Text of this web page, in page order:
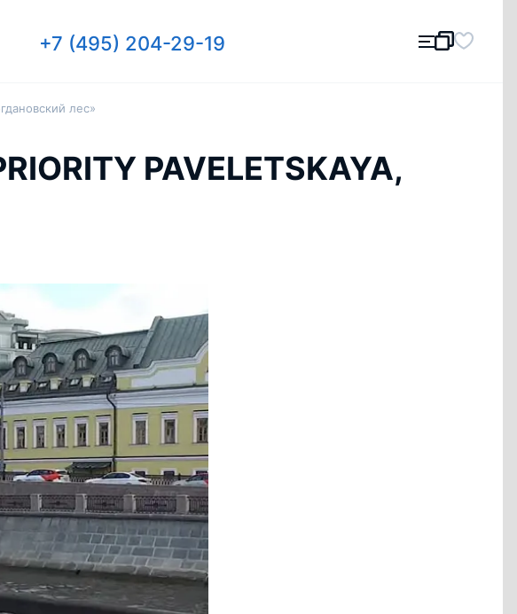
+7 (495) 204-29-19
лес»
PAVELETSKAYA,